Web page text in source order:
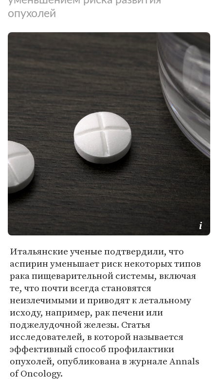
опухолей
Итальянские ученые подтвердили, что
аспирин уменьшает риск некоторых типов
рака пищеварительной системы, включая
те, что почти всегда становятся
неизлечимыми и приводят к летальному
исходу, например, рак печени или
поджелудочной железы. Статья
исследователей, в которой называется
эффективный способ профилактики
опухолей, опубликована в журнале Annals
of Oncology.